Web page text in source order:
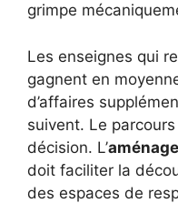
grimpe
Les enseignes qui
gagnent en
d’affaires
suivent. Le
décision. L’
doit faciliter la
des espaces de